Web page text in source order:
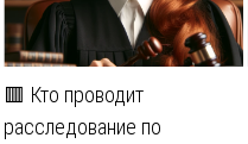
🟥 Кто проводит
расследование по